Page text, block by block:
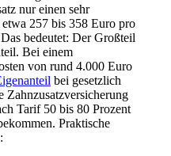
nur einen sehr
etwa 257 bis 358 Euro pro
bedeutet: Der Großteil
Bei einem
von rund 4.000 Euro
bei gesetzlich
Zahnzusatzversicherung
Tarif 50 bis 80 Prozent
Praktische